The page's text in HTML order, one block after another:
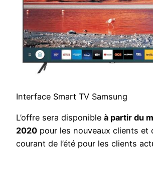
Interface Smart TV Samsung
L’offre sera disponible à partir du
2020 pour les nouveaux clients et
courant de l’été pour les clients